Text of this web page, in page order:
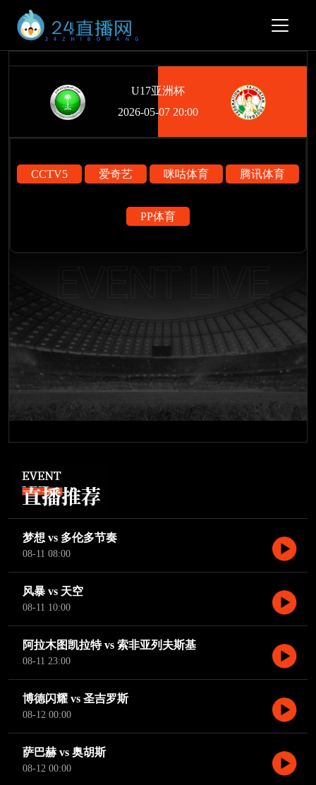
U17亚洲杯
2026-05-07 20:00
CCTV5 爱奇艺 咪咕体育 腾讯体育
PP体育
梦想 vs 多伦多节奏
08-11 08:00
风暴 vs 天空
08-11 10:00
阿拉木图凯拉特 vs 索非亚列夫斯基
08-11 23:00
博德闪耀 vs 圣吉罗斯
08-12 00:00
萨巴赫 vs 奥胡斯
08-12 00:00